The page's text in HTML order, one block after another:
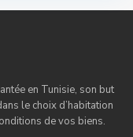
en Tunisie, son but
le choix d’habitation
de vos biens.